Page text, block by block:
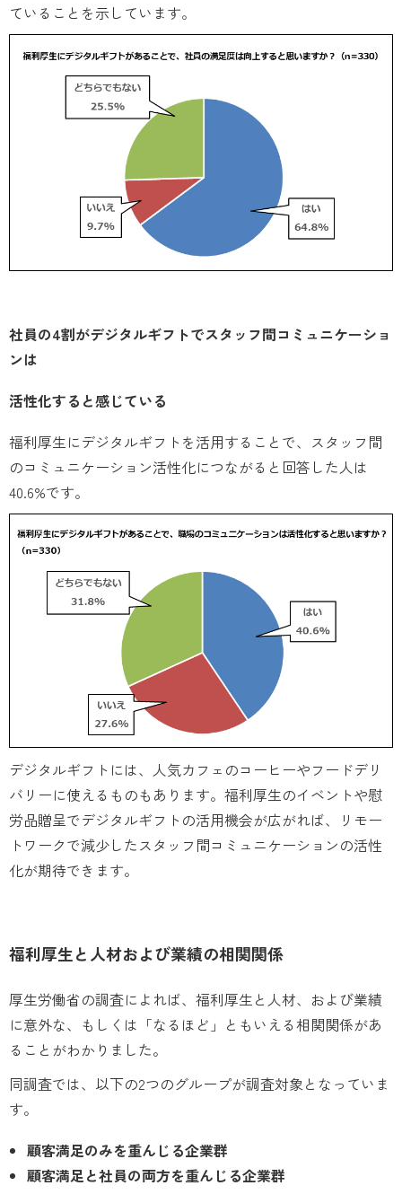
ていることを示しています。
社員の4割がデジタルギフトでスタッフ間コミュニケーショ
ンは
活性化すると感じている
福利厚生にデジタルギフトを活用することで、スタッフ間
のコミュニケーション活性化につながると回答した人は
40.6%です。
デジタルギフトには、人気カフェのコーヒーやフードデリ
バリーに使えるものもあります。福利厚生のイベントや慰
労品贈呈でデジタルギフトの活用機会が広がれば、リモー
トワークで減少したスタッフ間コミュニケーションの活性
化が期待できます。
福利厚生と人材および業績の相関関係
厚生労働省の調査によれば、福利厚生と人材、および業績
に意外な、もしくは「なるほど」ともいえる相関関係があ
ることがわかりました。
同調査では、以下の2つのグループが調査対象となっていま
す。
顧客満足のみを重んじる企業群
顧客満足と社員の両方を重んじる企業群